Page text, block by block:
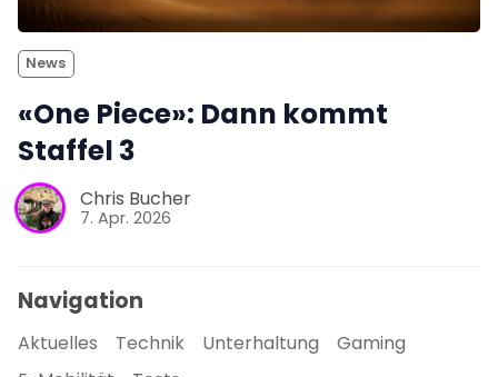
News
«One Piece»: Dann kommt
Staffel 3
Chris Bucher
7. Apr. 2026
Navigation
Aktuelles Technik Unterhaltung
Gaming